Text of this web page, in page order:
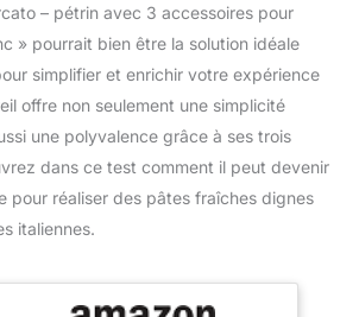
– pétrin avec 3 accessoires pour
» pourrait bien être la solution idéale
simplifier et enrichir votre expérience
offre non seulement une simplicité
une polyvalence grâce à ses trois
dans ce test comment il peut devenir
pour réaliser des pâtes fraîches dignes
italiennes.